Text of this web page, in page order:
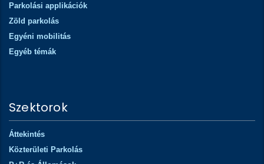
Parkolási applikációk
Zöld parkolás
Egyéni mobilitás
Egyéb témák
Szektorok
Áttekintés
Közterületi Parkolás